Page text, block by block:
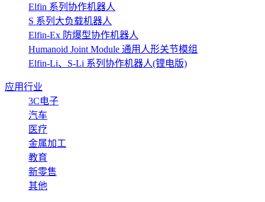
Elfin 系列协作机器人
S 系列大负载机器人
Elfin-Ex 防爆型协作机器人
Humanoid Joint Module 通用人形关节模组
Elfin-Li、S-Li 系列协作机器人(锂电版)
应用行业
3C电子
汽车
医疗
金属加工
教育
新零售
其他